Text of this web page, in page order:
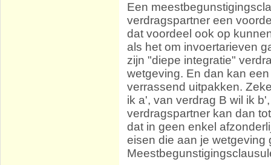
Een
verdragspartner een
dat voordeel ook op
als het om invoertarieven
zijn "diepe integratie"
wetgeving. En dan kan
verrassend uitpakken.
ik a', van verdrag B wil ik
verdragspartner kan dan
dat in geen enkel
eisen die aan je wetgeving